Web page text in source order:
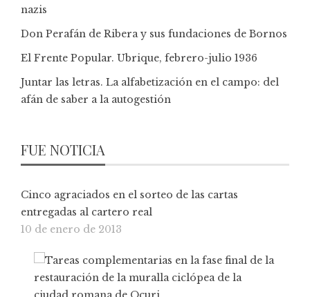
nazis
Don Perafán de Ribera y sus fundaciones de Bornos
El Frente Popular. Ubrique, febrero-julio 1936
Juntar las letras. La alfabetización en el campo: del
afán de saber a la autogestión
FUE NOTICIA
Cinco agraciados en el sorteo de las cartas
entregadas al cartero real
10 de enero de 2013